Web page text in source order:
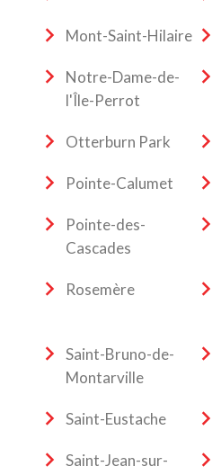
Mont-Saint-Hilaire
Notre-Dame-de-
l'Île-Perrot
Otterburn Park
Pointe-Calumet
Pointe-des-
Cascades
Rosemère
Saint-Bruno-de-
Montarville
Saint-Eustache
Saint-Jean-sur-